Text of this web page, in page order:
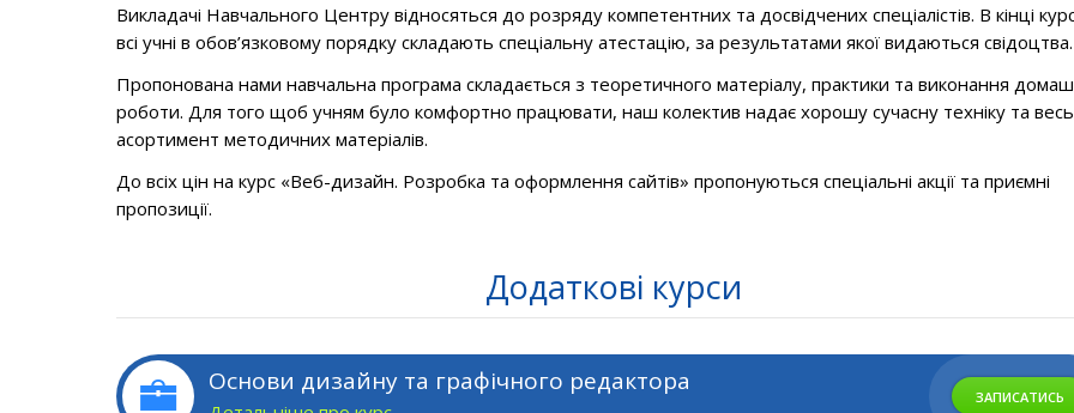
Викладачі Навчального Центру відносяться до розряду компетентних та досвідчених спеціалістів. В кінці
всі учні в обов’язковому порядку складають спеціальну атестацію, за результатами якої видаються свідоцтва.
Пропонована нами навчальна програма складається з теоретичного матеріалу, практики та виконання
роботи. Для того щоб учням було комфортно працювати, наш колектив надає хорошу сучасну техніку та весь
асортимент методичних матеріалів.
До всіх цін на курс «Веб-дизайн. Розробка та оформлення сайтів» пропонуються спеціальні акції та приємні
пропозиції.
Додаткові курси
Основи дизайну та графічного редактора
ЗАПИСАТИСЬ